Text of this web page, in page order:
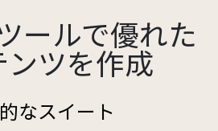
ールで優れた
ンツを作成
なスイート